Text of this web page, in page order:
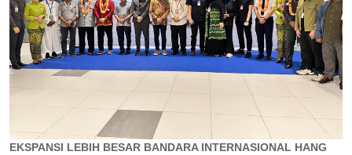
EKSPANSI LEBIH BESAR BANDARA INTERNASIONAL HANG